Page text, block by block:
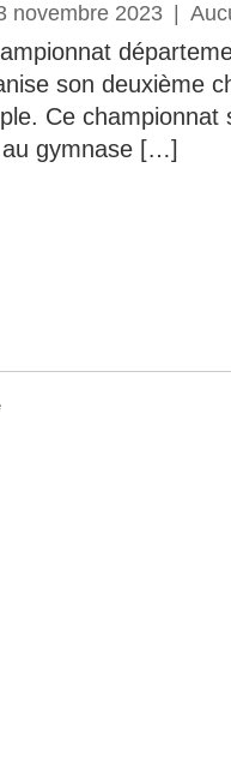
novembre 2023
son deuxième
Ce championnat
au gymnase […]